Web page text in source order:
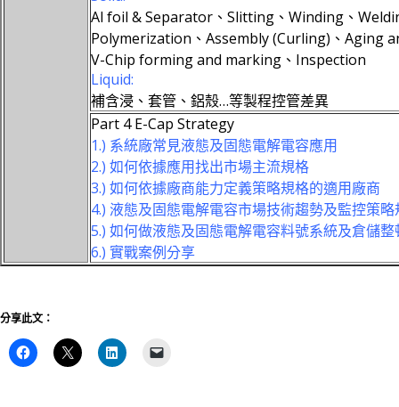
Al foil & Separator、Slitting、Winding、
Polymerization、Assembly (Curling)、Aging
V-Chip forming and marking、Inspection
Liquid:
補含浸、套管、鋁殼…等製程控管差異
Part 4 E-Cap Strategy
1.) 系統廠常見液態及固態電解電容應用
2.) 如何依據應用找出市場主流規格
3.) 如何依據廠商能力定義策略規格的適用廠商
4.) 液態及固態電解電容市場技術趨勢及監控策
5.) 如何做液態及固態電解電容料號系統及倉儲整
6.) 實戰案例分享
分享此文：